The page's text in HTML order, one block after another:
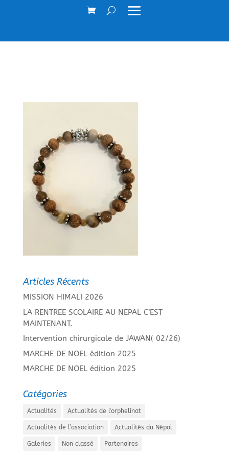
Articles Récents
MISSION HIMALI 2026
LA RENTREE SCOLAIRE AU NEPAL C’EST
MAINTENANT.
Intervention chirurgicale de JAWAN( 02/26)
MARCHE DE NOEL édition 2025
MARCHE DE NOEL édition 2025
Catégories
Actualités Actualités de l'orphelinat
Actualités de l’association Actualités du Népal
Galeries Non classé Partenaires